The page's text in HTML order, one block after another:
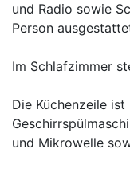
und Radio sowie
Person
Im Schlafzimmer
Die Küchenzeile
und Mikrowelle